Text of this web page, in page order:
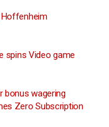
Hoffenheim
spins Video game
bonus wagering
Zero Subscription